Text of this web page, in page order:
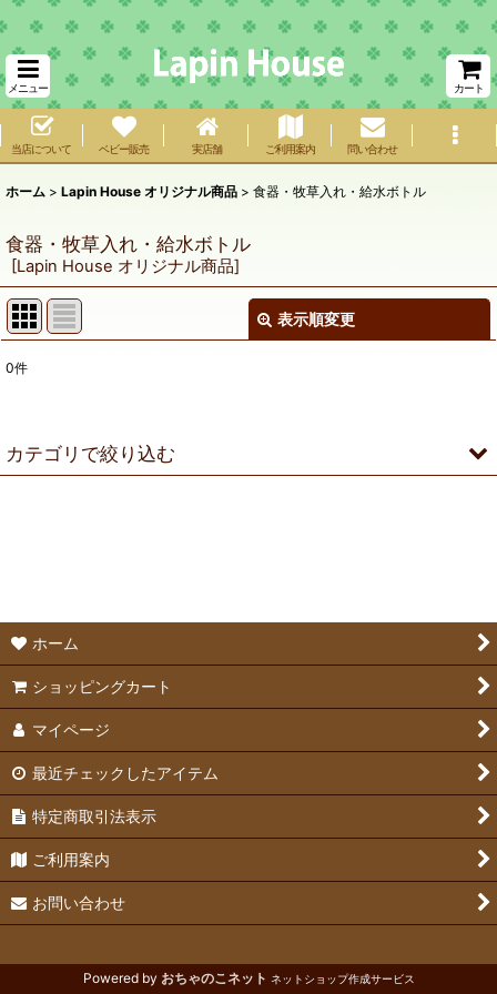
メニュー カート
当店について ベビー販売 実店舗 ご利用案内 問い合わせ
ホーム > Lapin House オリジナル商品 > 食器・牧草入れ・給水ボトル
食器・牧草入れ・給水ボトル
[Lapin House オリジナル商品]
表示順変更
表示数
0件
カテゴリで絞り込む
給水ボトル
ホーム
ショッピングカート
マイページ
最近チェックしたアイテム
特定商取引法表示
ご利用案内
お問い合わせ
Powered by おちゃのこネット ネットショップ作成サービス